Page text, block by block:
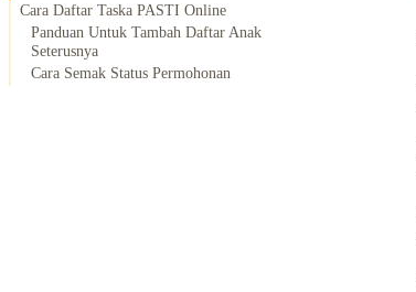
Cara Daftar Taska PASTI Online
Panduan Untuk Tambah Daftar Anak
Seterusnya
Cara Semak Status Permohonan